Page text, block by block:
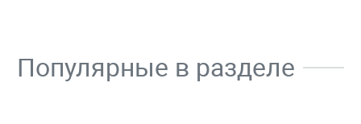
Популярные в разделе